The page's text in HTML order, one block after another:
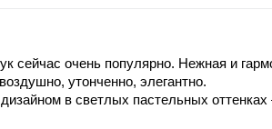
сейчас очень популярно. Нежная и
утонченно, элегантно.
в светлых пастельных